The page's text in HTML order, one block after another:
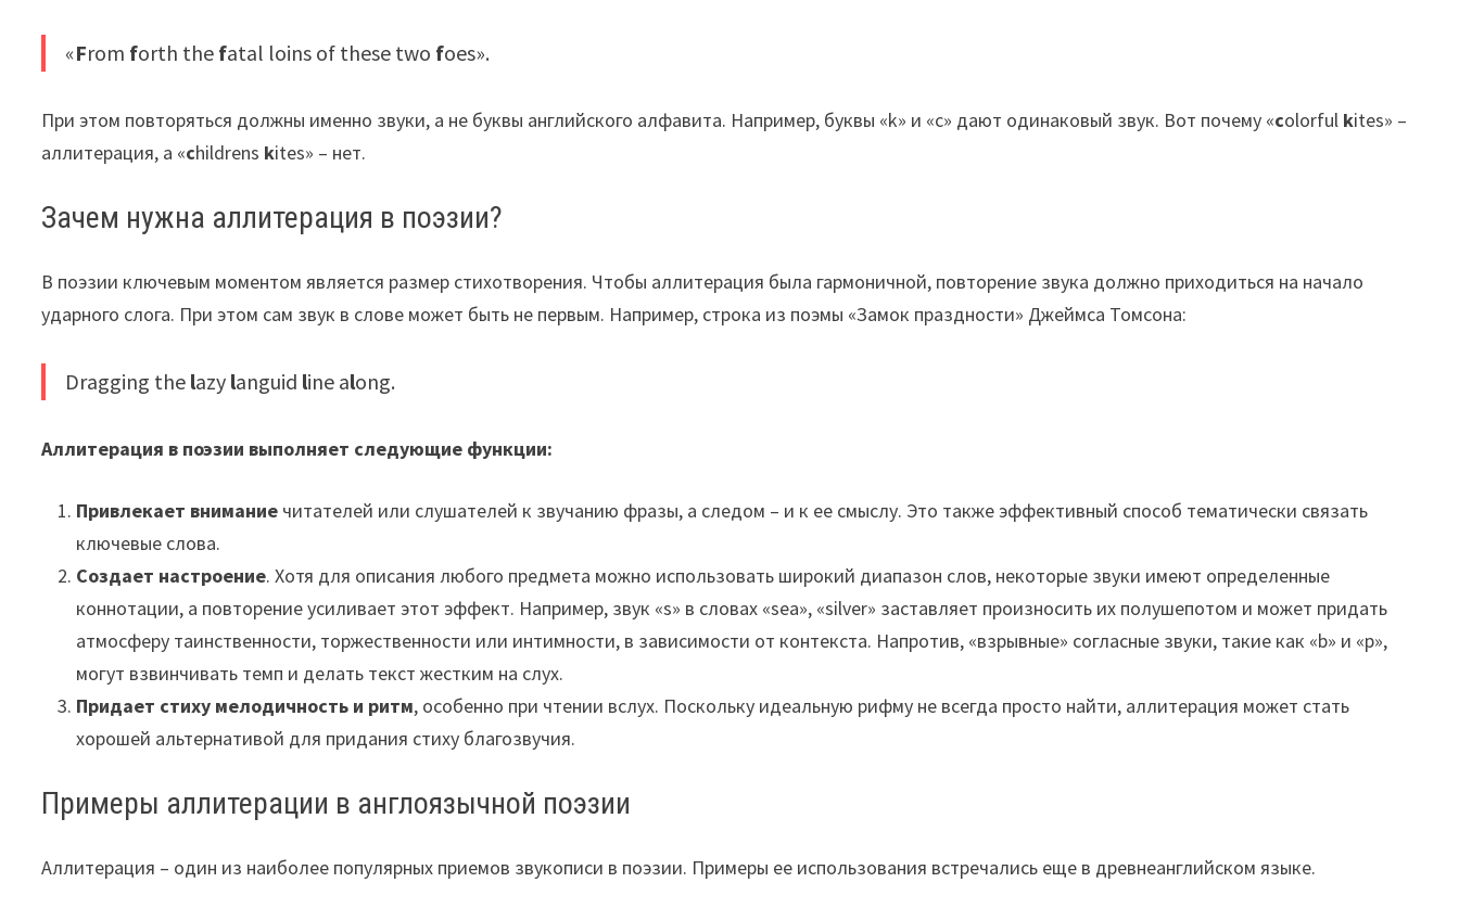
«From forth the fatal loins of these two foes».
При этом повторяться должны именно звуки, а не буквы английского алфавита. Например, буквы «k» и «c» дают одинаковый звук. Вот почему «colorful kites» –
аллитерация, а «childrens kites» – нет.
Зачем нужна аллитерация в поэзии?
В поэзии ключевым моментом является размер стихотворения. Чтобы аллитерация была гармоничной, повторение звука должно приходиться на начало
ударного слога. При этом сам звук в слове может быть не первым. Например, строка из поэмы «Замок праздности» Джеймса Томсона:
Dragging the lazy languid line along.
Аллитерация в поэзии выполняет следующие функции:
Привлекает внимание читателей или слушателей к звучанию фразы, а следом – и к ее смыслу. Это также эффективный способ тематически связать
ключевые слова.
Создает настроение. Хотя для описания любого предмета можно использовать широкий диапазон слов, некоторые звуки имеют определенные
коннотации, а повторение усиливает этот эффект. Например, звук «s» в словах «sea», «silver» заставляет произносить их полушепотом и может придать
атмосферу таинственности, торжественности или интимности, в зависимости от контекста. Напротив, «взрывные» согласные звуки, такие как «b» и «p»,
могут взвинчивать темп и делать текст жестким на слух.
Придает стиху мелодичность и ритм, особенно при чтении вслух. Поскольку идеальную рифму не всегда просто найти, аллитерация может стать
хорошей альтернативой для придания стиху благозвучия.
Примеры аллитерации в англоязычной поэзии
Аллитерация – один из наиболее популярных приемов звукописи в поэзии. Примеры ее использования встречались еще в древнеанглийском языке.